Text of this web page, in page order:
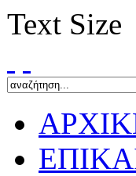
Text Size